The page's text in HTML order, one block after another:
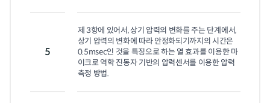
5
제 3항에 있어서, 상기 압력의 변화를 주는 단계에서,
상기 압력의 변화에 따라 안정화되기까지의 시간은
0.5msec인 것을 특징으로 하는 열 효과를 이용한 마
이크로 역학 진동자 기반의 압력센서를 이용한 압력
측정 방법.